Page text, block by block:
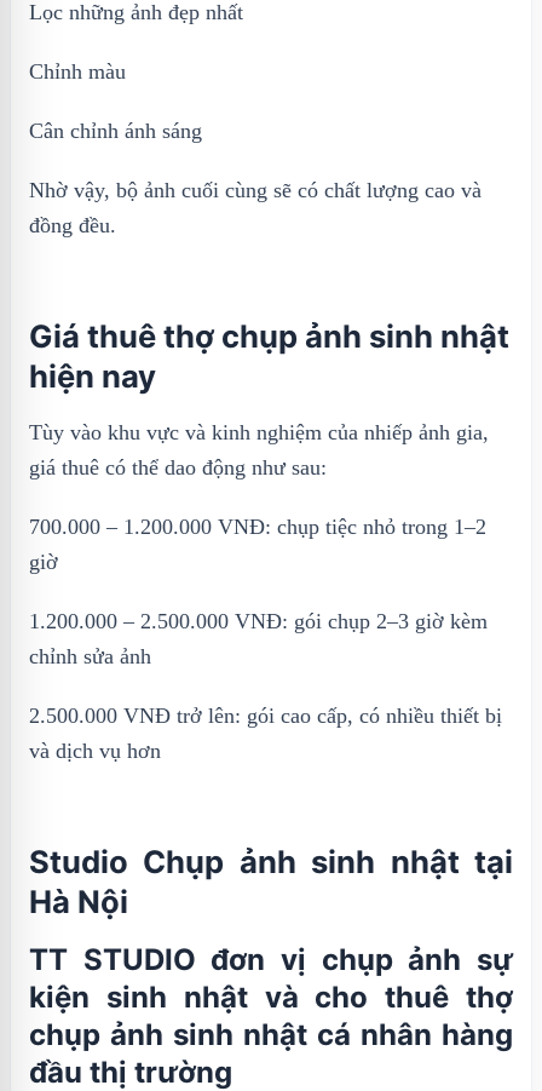
Lọc những ảnh đẹp nhất
Chỉnh màu
Cân chỉnh ánh sáng
Nhờ vậy, bộ ảnh cuối cùng sẽ có chất lượng cao và
đồng đều.
Giá thuê thợ chụp ảnh sinh nhật
hiện nay
Tùy vào khu vực và kinh nghiệm của nhiếp ảnh gia,
giá thuê có thể dao động như sau:
700.000 – 1.200.000 VNĐ: chụp tiệc nhỏ trong 1–2
giờ
1.200.000 – 2.500.000 VNĐ: gói chụp 2–3 giờ kèm
chỉnh sửa ảnh
2.500.000 VNĐ trở lên: gói cao cấp, có nhiều thiết bị
và dịch vụ hơn
Studio Chụp ảnh sinh nhật tại
Hà Nội
TT STUDIO đơn vị chụp ảnh sự
kiện sinh nhật và cho thuê thợ
chụp ảnh sinh nhật cá nhân hàng
đầu thị trường